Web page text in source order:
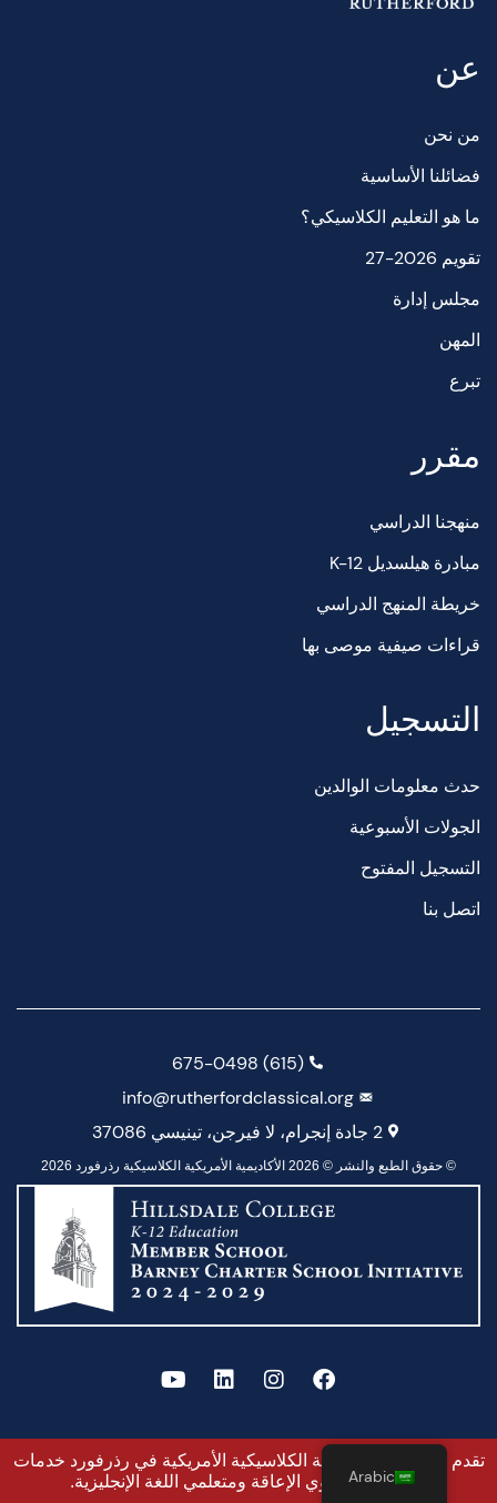
عن
من نحن
فضائلنا الأساسية
ما هو التعليم الكلاسيكي؟
تقويم 2026-27
مجلس إدارة
المهن
تبرع
مقرر
منهجنا الدراسي
مبادرة هيلسديل K-12
خريطة المنهج الدراسي
قراءات صيفية موصى بها
التسجيل
حدث معلومات الوالدين
الجولات الأسبوعية
التسجيل المفتوح
اتصل بنا
(615) 675-0498
info@rutherfordclassical.org
2 جادة إنجرام، لا فيرجن، تينيسي 37086
© حقوق الطبع والنشر © 2026 الأكاديمية الأمريكية الكلاسيكية رذرفورد 2026
تقدم الأكاديمية الأمريكية الكلاسيكية الأمريكية في رذرفورد خدمات
دعم الطلاب ذوي الإعاقة ومتعلمي اللغة الإنجليزية.
Arabic